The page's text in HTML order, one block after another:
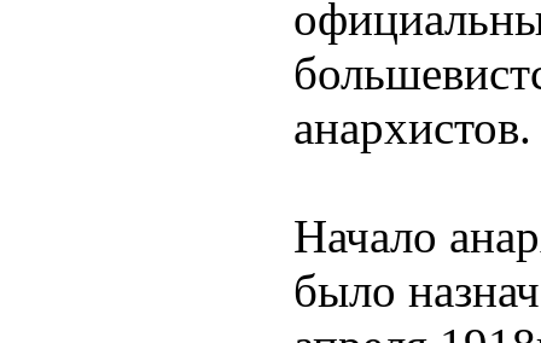
анархистов.
Начало
было